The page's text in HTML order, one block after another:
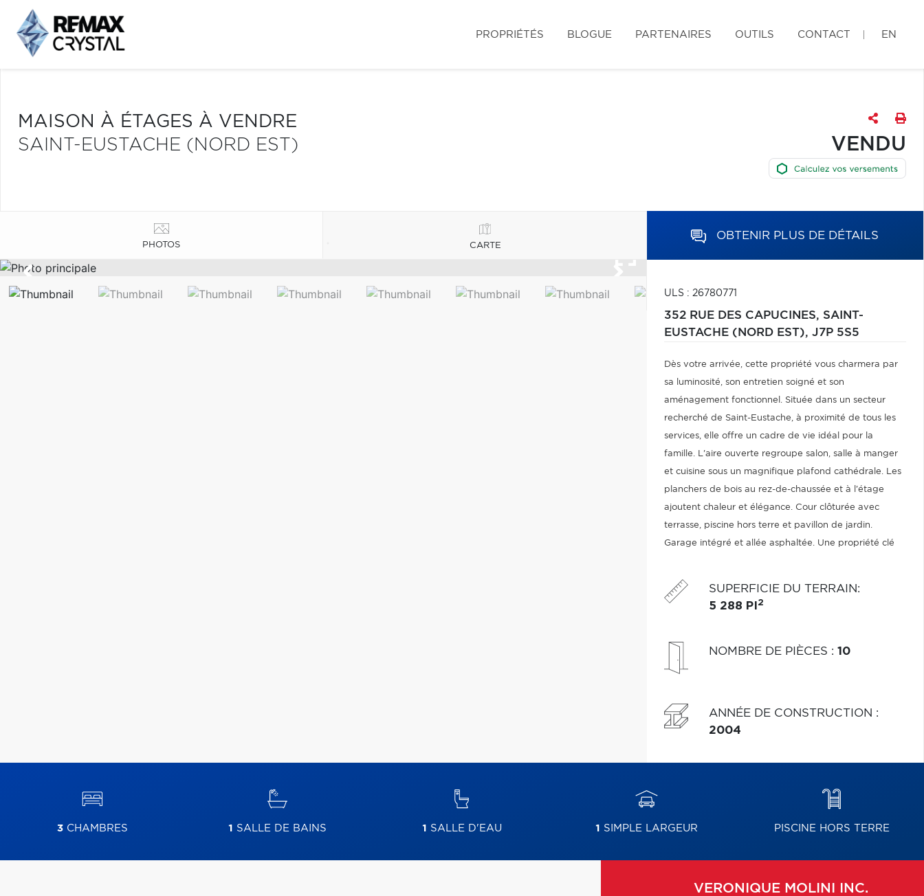
PROPRIÉTÉS BLOGUE PARTENAIRES OUTILS CONTACT EN
MAISON À ÉTAGES À VENDRE
SAINT-EUSTACHE (NORD EST)
VENDU
PHOTOS CARTE
OBTENIR PLUS DE DÉTAILS
ULS : 26780771
352 RUE DES CAPUCINES, SAINT-
EUSTACHE (NORD EST), J7P 5S5
Dès votre arrivée, cette propriété vous charmera par
sa luminosité, son entretien soigné et son
aménagement fonctionnel. Située dans un secteur
recherché de Saint-Eustache, à proximité de tous les
services, elle offre un cadre de vie idéal pour la
famille. L'aire ouverte regroupe salon, salle à manger
et cuisine sous un magnifique plafond cathédrale. Les
planchers de bois au rez-de-chaussée et à l'étage
ajoutent chaleur et élégance. Cour clôturée avec
terrasse, piscine hors terre et pavillon de jardin.
Garage intégré et allée asphaltée. Une propriété clé
SUPERFICIE DU TERRAIN:
5 288 PI 2
NOMBRE DE PIÈCES : 10
ANNÉE DE CONSTRUCTION :
2004
3CHAMBRES 1 SALLE DE BAINS 1 SALLE D'EAU 1 SIMPLE LARGEUR PISCINE HORS TERRE
VERONIQUE MOLINI INC.